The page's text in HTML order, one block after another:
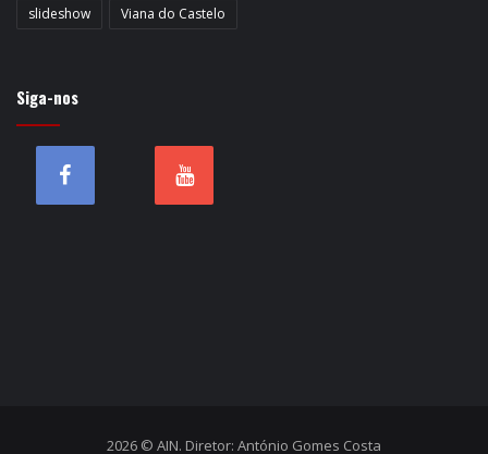
slideshow
Viana do Castelo
Siga-nos
2026 © AIN. Diretor: António Gomes Costa